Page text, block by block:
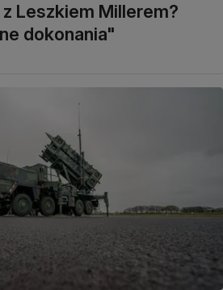
z Leszkiem Millerem?
dokonania"